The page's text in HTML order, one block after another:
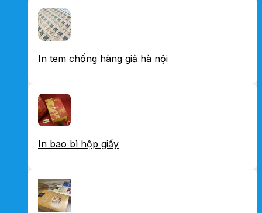
In tem chống hàng giả hà nội
In bao bì hộp giấy